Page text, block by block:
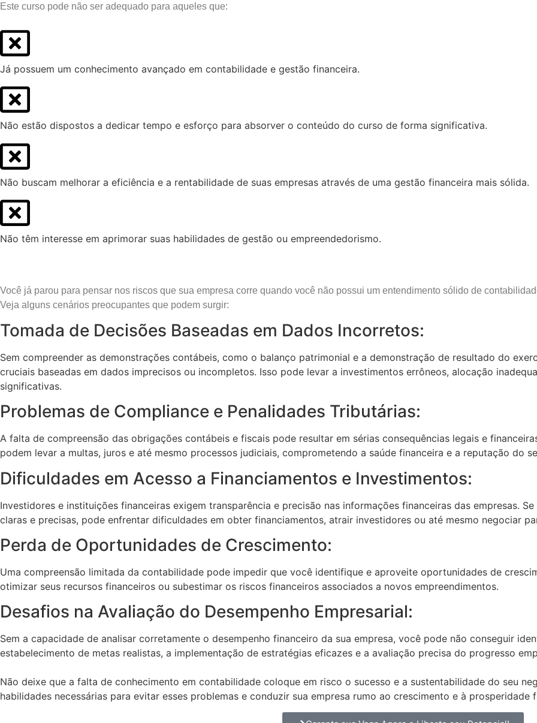
Este curso pode não ser adequado para aqueles que:
Já possuem um conhecimento avançado em contabilidade e gestão financeira.
Não estão dispostos a dedicar tempo e esforço para absorver o conteúdo do curso de forma significativa.
Não buscam melhorar a eficiência e a rentabilidade de suas empresas através de uma gestão financeira mais sólida.
Não têm interesse em aprimorar suas habilidades de gestão ou empreendedorismo.
Você já parou para pensar nos riscos que sua empresa corre quando você não possui um entendimento sólido de
Veja alguns cenários preocupantes que podem surgir:
Tomada de Decisões Baseadas em Dados Incorretos:
Sem compreender as demonstrações contábeis, como o balanço patrimonial e a demonstração de resultado do
cruciais baseadas em dados imprecisos ou incompletos. Isso pode levar a investimentos errôneos, alocação
significativas.
Problemas de Compliance e Penalidades Tributárias:
A falta de compreensão das obrigações contábeis e fiscais pode resultar em sérias consequências legais e
podem levar a multas, juros e até mesmo processos judiciais, comprometendo a saúde financeira e a reputação do
Dificuldades em Acesso a Financiamentos e Investimentos:
Investidores e instituições financeiras exigem transparência e precisão nas informações financeiras das empresas.
claras e precisas, pode enfrentar dificuldades em obter financiamentos, atrair investidores ou até mesmo negociar
Perda de Oportunidades de Crescimento:
Uma compreensão limitada da contabilidade pode impedir que você identifique e aproveite oportunidades de
otimizar seus recursos financeiros ou subestimar os riscos financeiros associados a novos empreendimentos.
Desafios na Avaliação do Desempenho Empresarial:
Sem a capacidade de analisar corretamente o desempenho financeiro da sua empresa, você pode não conseguir
estabelecimento de metas realistas, a implementação de estratégias eficazes e a avaliação precisa do progresso
Não deixe que a falta de conhecimento em contabilidade coloque em risco o sucesso e a sustentabilidade do seu
habilidades necessárias para evitar esses problemas e conduzir sua empresa rumo ao crescimento e à prosperidade